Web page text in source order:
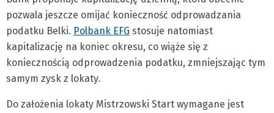
pozwala jeszcze omijać konieczność odprowadzania
podatku Belki. Polbank EFG stosuje natomiast
kapitalizację na koniec okresu, co wiąże się z
koniecznością odprowadzenia podatku, zmniejszając tym
samym zysk z lokaty.
Do założenia lokaty Mistrzowski Start wymagane jest